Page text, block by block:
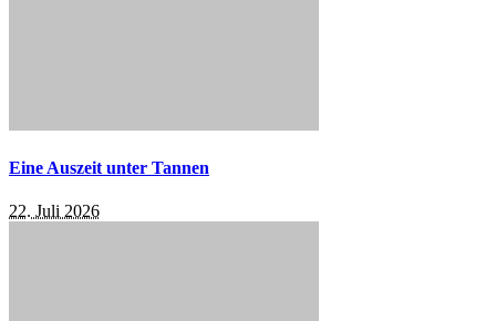
Eine Auszeit unter Tannen
22. Juli 2026